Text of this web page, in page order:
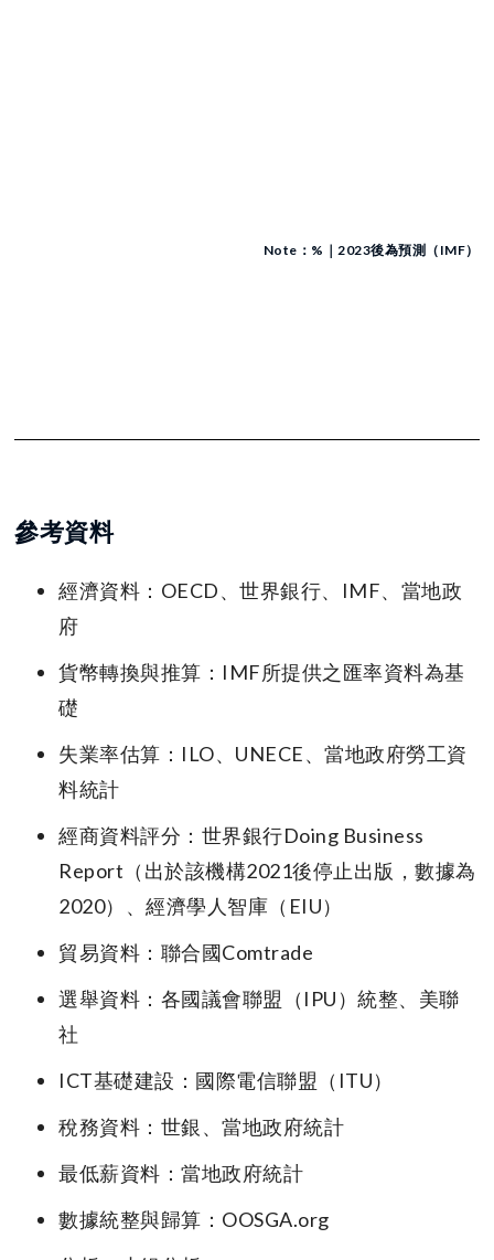
Note：%｜2023後為預測（IMF）
參考資料
經濟資料：OECD、世界銀行、IMF、當地政
府
貨幣轉換與推算：IMF所提供之匯率資料為基
礎
失業率估算：ILO、UNECE、當地政府勞工資
料統計
經商資料評分：世界銀行Doing Business
Report（出於該機構2021後停止出版，數據為
2020）、經濟學人智庫（EIU）
貿易資料：聯合國Comtrade
選舉資料：各國議會聯盟（IPU）統整、美聯
社
ICT基礎建設：國際電信聯盟（ITU）
稅務資料：世銀、當地政府統計
最低薪資料：當地政府統計
數據統整與歸算：OOSGA.org